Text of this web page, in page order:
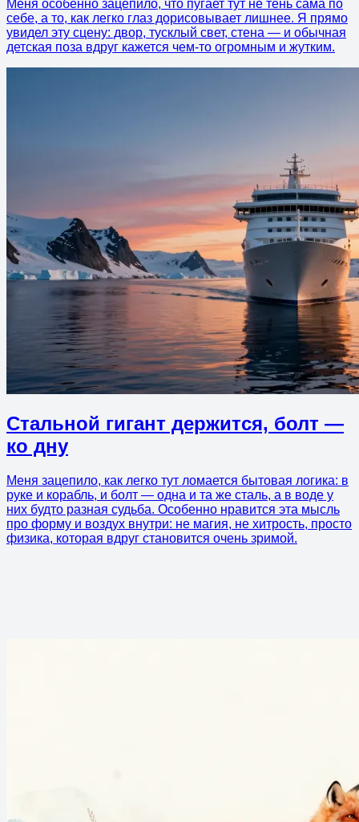
Меня особенно зацепило, что пугает тут не тень сама по
себе, а то, как легко глаз дорисовывает лишнее. Я прямо
увидел эту сцену: двор, тусклый свет, стена — и обычная
детская поза вдруг кажется чем-то огромным и жутким.
Стальной гигант держится, болт —
ко дну
Меня зацепило, как легко тут ломается бытовая логика: в
руке и корабль, и болт — одна и та же сталь, а в воде у
них будто разная судьба. Особенно нравится эта мысль
про форму и воздух внутри: не магия, не хитрость, просто
физика, которая вдруг становится очень зримой.